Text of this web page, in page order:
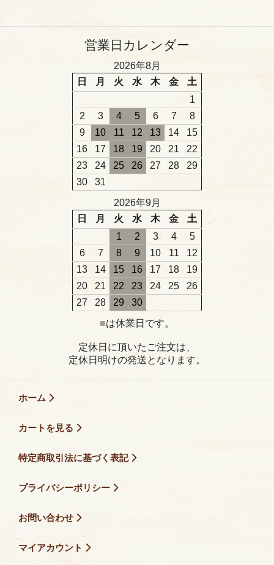
営業日カレンダー
2026年8月
日
月 火 水 木 金
土
1
2
3 4 5 6 7
8
9
10 11 12 13 14
15
16
17 18 19 20 21
22
23
24 25 26 27 28
29
30
31
2026年9月
日
月 火 水 木 金
土
1
2 3 4
5
6
7 8 9 10 11
12
13
14 15 16 17 18
19
20
21 22 23 24 25
26
27
28 29
30
■は休業日です。
定休日に頂いたご注文は、
定休日明けの発送となります。
ホーム
カートを見る
特定商取引法に基づく表記
プライバシーポリシー
お問い合わせ
マイアカウント